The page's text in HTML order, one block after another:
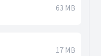
63 MB
17 MB